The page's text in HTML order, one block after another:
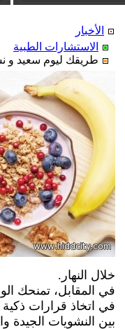
الأخبار
الاستشارات الطبية
طريقك ليوم سعيد و
خلال النهار.
في المقابل، تمنحك
في اتخاذ قرارات
بين النشويات الجيدة